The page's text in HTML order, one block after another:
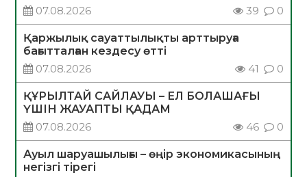
07.08.2026
39 0
Қаржылық сауаттылықты арттыруға
бағытталған кездесу өтті
07.08.2026
41 0
ҚҰРЫЛТАЙ САЙЛАУЫ – ЕЛ БОЛАШАҒЫ
ҮШІН ЖАУАПТЫ ҚАДАМ
07.08.2026
46 0
Ауыл шаруашылығы – өңір экономикасының
негізгі тірегі